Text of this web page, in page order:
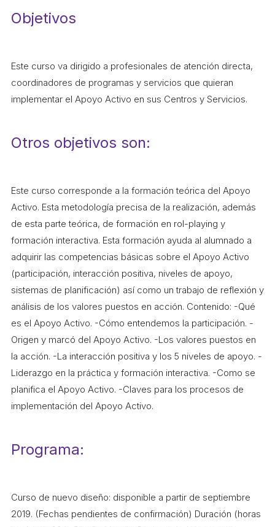
Objetivos
Este curso va dirigido a profesionales de atención directa,
coordinadores de programas y servicios que quieran
implementar el Apoyo Activo en sus Centros y Servicios.
Otros objetivos son:
Este curso corresponde a la formación teórica del Apoyo
Activo. Esta metodología precisa de la realización, además
de esta parte teórica, de formación en rol-playing y
formación interactiva. Esta formación ayuda al alumnado a
adquirir las competencias básicas sobre el Apoyo Activo
(participación, interacción positiva, niveles de apoyo,
sistemas de planificación) así como un trabajo de reflexión y
análisis de los valores puestos en acción. Contenido: -Qué
es el Apoyo Activo. -Cómo entendemos la participación. -
Origen y marcó del Apoyo Activo. -Los valores puestos en
la acción. -La interacción positiva y los 5 niveles de apoyo. -
Liderazgo en la práctica y formación interactiva. -Como se
planifica el Apoyo Activo. -Claves para los procesos de
implementación del Apoyo Activo.
Programa:
Curso de nuevo diseño: disponible a partir de septiembre
2019. (Fechas pendientes de confirmación) Duración (horas
SUPORT TERCER SECTOR
CONEIX FUNDESPLAI
La Fundació
L'equip
Missió i valors
Memòria d'activitats
Proposta educativa
ACTUALITAT
Butlletins
Fundesplai als mitjans
Xarxes socials